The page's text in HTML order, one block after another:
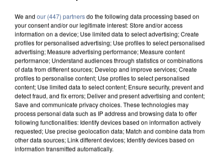
We and our (447) partnersdo the following data processing based on
your consent and/or our legitimate interest: Store and/or access
information on a device; Use limited data to select advertising; Create
profiles for personalised advertising; Use profiles to select personalised
advertising; Measure advertising performance; Measure content
performance; Understand audiences through statistics or combinations
of data from different sources; Develop and improve services; Create
profiles to personalise content; Use profiles to select personalised
content; Use limited data to select content; Ensure security, prevent and
detect fraud, and fix errors; Deliver and present advertising and content;
Save and communicate privacy choices. These technologies may
process personal data such as IP address and browsing data to offer
following functionalities: Identify devices based on information actively
requested; Use precise geolocation data; Match and combine data from
other data sources; Link different devices; Identify devices based on
information transmitted automatically.